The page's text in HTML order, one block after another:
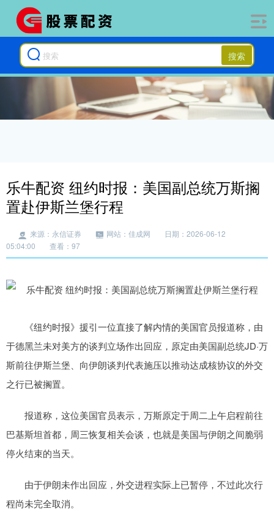
搜索
乐牛配资 纽约时报：美国副总统万斯搁
置赴伊斯兰堡行程
来源：永信证券 网站：佳成网
日期：2026-06-12
05:04:00
查看：97
《纽约时报》援引一位直接了解内情的美国官员报道称，由
于德黑兰未对美方的谈判立场作出回应，原定由美国副总统JD·万
斯前往伊斯兰堡、向伊朗谈判代表施压以推动达成核协议的外交
之行已被搁置。
报道称，这位美国官员表示，万斯原定于周二上午启程前往
巴基斯坦首都，周三恢复相关会谈，也就是美国与伊朗之间脆弱
停火结束的当天。
由于伊朗未作出回应，外交进程实际上已暂停，不过此次行
程尚未完全取消。